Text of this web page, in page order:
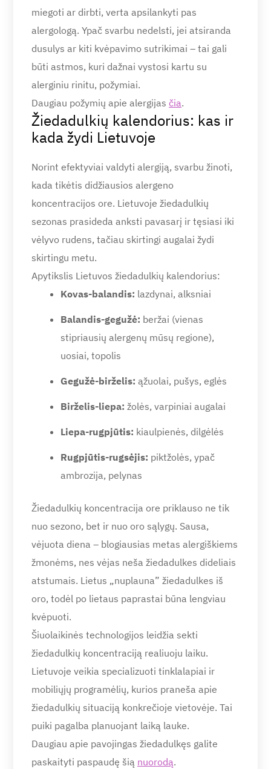
miegoti ar dirbti, verta apsilankyti pas
alergologą. Ypač svarbu nedelsti, jei atsiranda
dusulys ar kiti kvėpavimo sutrikimai – tai gali
būti astmos, kuri dažnai vystosi kartu su
alerginiu rinitu, požymiai.
Daugiau požymių apie alergijas čia.
Žiedadulkių kalendorius: kas ir
kada žydi Lietuvoje
Norint efektyviai valdyti alergiją, svarbu žinoti,
kada tikėtis didžiausios alergeno
koncentracijos ore. Lietuvoje žiedadulkių
sezonas prasideda anksti pavasarį ir tęsiasi iki
vėlyvo rudens, tačiau skirtingi augalai žydi
skirtingu metu.
Apytikslis Lietuvos žiedadulkių kalendorius:
Kovas-balandis: lazdynai, alksniai
Balandis-gegužė: beržai (vienas
stipriausių alergenų mūsų regione),
uosiai, topolis
Gegužė-birželis: ąžuolai, pušys, eglės
Birželis-liepa: žolės, varpiniai augalai
Liepa-rugpjūtis: kiaulpienės, dilgėlės
Rugpjūtis-rugsėjis: piktžolės, ypač
ambrozija, pelynas
Žiedadulkių koncentracija ore priklauso ne tik
nuo sezono, bet ir nuo oro sąlygų. Sausa,
vėjuota diena – blogiausias metas alergiškiems
žmonėms, nes vėjas neša žiedadulkes dideliais
atstumais. Lietus „nuplauna” žiedadulkes iš
oro, todėl po lietaus paprastai būna lengviau
kvėpuoti.
Šiuolaikinės technologijos leidžia sekti
žiedadulkių koncentraciją realiuoju laiku.
Lietuvoje veikia specializuoti tinklalapiai ir
mobiliųjų programėlių, kurios praneša apie
žiedadulkių situaciją konkrečioje vietovėje. Tai
puiki pagalba planuojant laiką lauke.
Daugiau apie pavojingas žiedadulkęs galite
paskaityti paspaudę šią nuorodą.